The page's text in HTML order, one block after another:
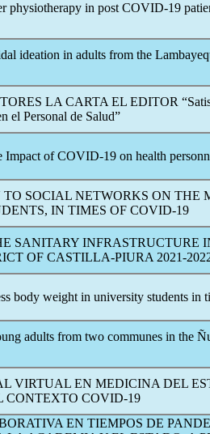
physiotherapy in post COVID-19
ideation in adults from the
LA CARTA EL EDITOR
el Personal de Salud”
Impact ofCOVID-19 on health
SOCIAL NETWORKS ON THE
IN TIMES OF COVID-19
SANITARY INFRASTRUCTURE
OF CASTILLA-PIURA 2021-
body weight in university students in
adults from two communes in the
VIRTUAL EN MEDICINA DEL
CONTEXTO COVID-19
EN TIEMPOS DE